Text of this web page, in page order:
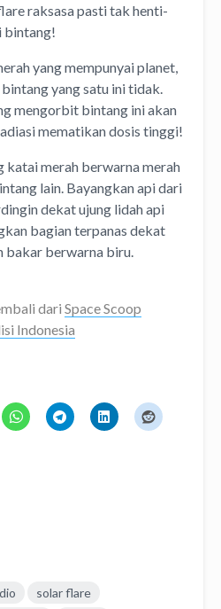
raksasa pasti tak henti-
bintang!
yang mempunyai planet,
yang satu ini tidak.
mengorbit bintang ini akan
mematikan dosis tinggi!
katai merah berwarna merah
lain. Bayangkan api dari
dekat ujung lidah api
bagian terpanas dekat
bakar berwarna biru.
dari Space Scoop
Indonesia
solar flare